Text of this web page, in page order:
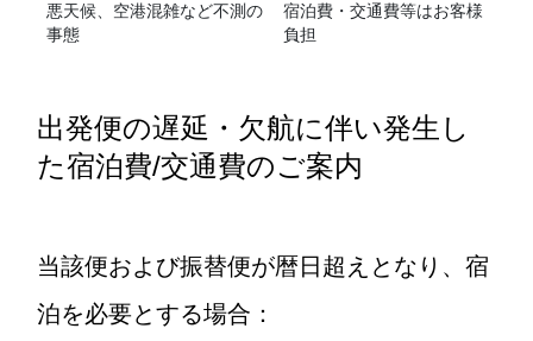
悪天候、空港混雑など不測の
事態
宿泊費・交通費等はお客様
負担
出発便の遅延・欠航に伴い発生し
た宿泊費/交通費のご案内
当該便および振替便が暦日超えとなり、宿
泊を必要とする場合：